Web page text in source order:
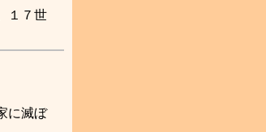
１７世
に滅ぼ